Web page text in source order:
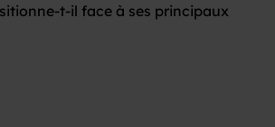
t-il face à ses principaux